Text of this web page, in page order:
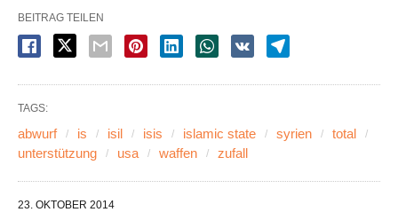
BEITRAG TEILEN
TAGS:
abwurf is isil isis islamic state syrien
total
unterstützung
usa waffen zufall
23. OKTOBER 2014